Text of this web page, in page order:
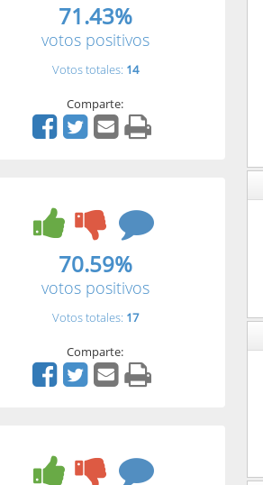
71.43%
votos positivos
Votos totales: 14
Comparte:
70.59%
votos positivos
Votos totales: 17
Comparte: